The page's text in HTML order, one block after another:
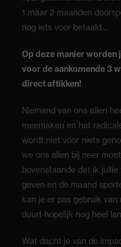
1 maar 2 maanden
nog iets voor betaald…
Op deze manier
voor de aankomende 3
direct aftikken!
Niemand van ons allen
meemaken en het
wordt niet voor niets
we ons allen bij neer
bovenstaande dat ik
geven en de maand
kan je er pas gebruik
duurt hopelijk nog heel
Wat dacht je van de